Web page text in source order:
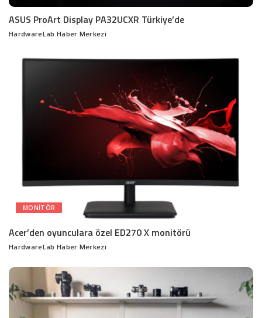
ASUS ProArt Display PA32UCXR Türkiye’de
Posted
HardwareLab Haber Merkezi
MONITÖR
Acer’den oyunculara özel ED270 X monitörü
Posted
HardwareLab Haber Merkezi